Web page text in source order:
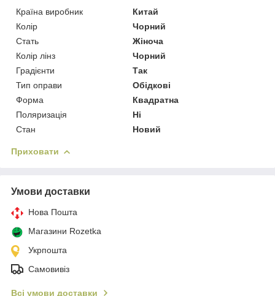
Країна виробник
Китай
Колір
Чорний
Стать
Жіноча
Колір лінз
Чорний
Градієнти
Так
Тип оправи
Обідкові
Форма
Квадратна
Поляризація
Ні
Стан
Новий
Приховати
Умови доставки
Нова Пошта
Магазини Rozetka
Укрпошта
Самовивіз
Всі умови доставки